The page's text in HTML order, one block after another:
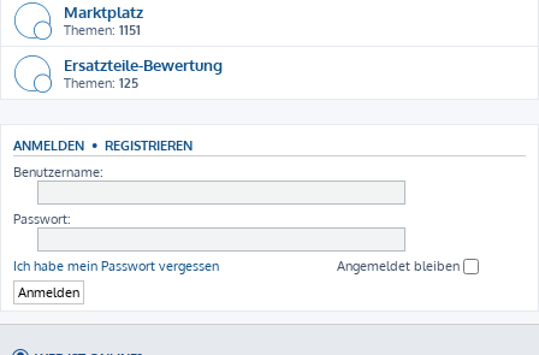
Marktplatz
Themen: 1151
Ersatzteile-Bewertung
Themen: 125
ANMELDEN • REGISTRIEREN
Benutzername:
Passwort:
Ich habe mein Passwort vergessen Angemeldet bleiben